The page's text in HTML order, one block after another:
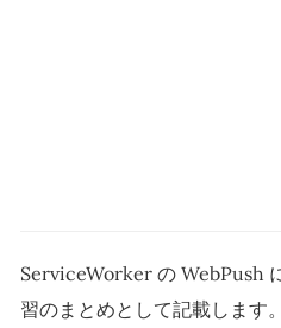
ServiceWorker の WebPush
習のまとめとして記載します。